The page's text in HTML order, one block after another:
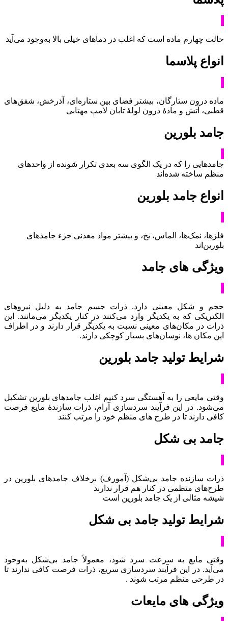
حالت چهارم ماده است که اغلب در دماهای خیلی بالا به‌وجود می‌آید
انواع پلاسما
ماده درون ستارگان، بیشتر فضای بین ستاره‌ای، آذرخش، شفق‌های
قطبی، آتش و مادۀ درون لولۀ تابان لامپ مهتابی
جامد بلورین
جامدهایی را که در یک الگوی سه بعدی تکرار شونده از واحدهای
منظم ساخته شده‌اند
انواع جامد بلورین
فلزها، نمک‌ها، الماس، یخ، و بیشتر مواد معدنی جزء جامدهای
بلورین‌اند
ویژگی های جامد
حجم و شکل معینی دارد. ذرات جسم جامد به دلیل نیروهای
الکتریکی که به یکدیگر وارد می‌کنند در کنار یکدیگر می‌مانند. این
ذرات در مکان‌های معینی نسبت به یکدیگر قرار دارند و در اطراف
این مکان ها، نوسان‌های بسیار کوچکی دارند.
شرایط تولید جامد بلورین
وقتی مایعی را به آهستگی سرد کنیم اغلب جامدهای بلورین تشکیل
می‌شود. در این فرآیند سردسازی آرام، ذرات سازندۀ مایع فرصت
کافی دارند تا در طرح های منظم خود را مرتب کنند
جامد بی شکل
ذرات سازنده جامد بی‌شکل (آمورف) برخلاف جامدهای بلورین در
طرح‌های منظمی در کنار هم قرار ندارند
شیشه مثالی از یک جامد بلورین است
شرایط تولید جامد بی شکل
وقتی مایع به سرعت سرد شود، معمولاً جامد بی‌شکل به‌وجود
می‌آید. در این فرآیند سردسازی سریع، ذرات فرصت کافی ندارند تا
در طرحی منظم مرتب شوند .
ویژگی های مایعات